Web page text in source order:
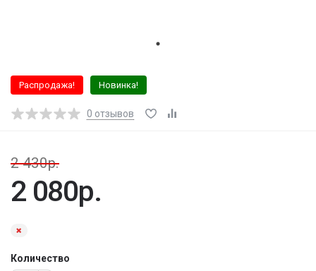
Распродажа! Новинка!
0 отзывов
2 430р.
2 080р.
Количество